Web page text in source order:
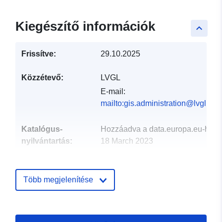
keyboard_arrow_up
Kiegészítő információk
Frissítve: 29.10.2025
Közzétevő:
LVGL
E-mail:
Katalógus-
nyilvántartás:
Hozzáadva a data.europa.eu-hoz:
18 March 2023
Térbeli: Koordináták:
49.2418 ], [ 6.69842,
Több megjelenítése